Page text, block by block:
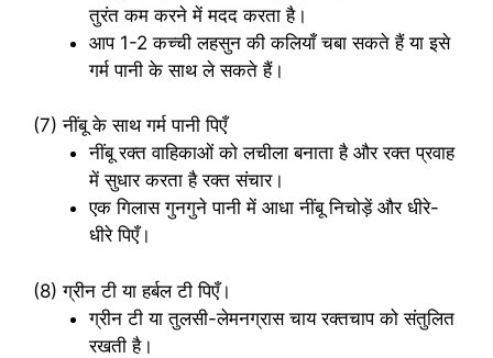
तुरंत कम करने में मदद करता है।
आप 1-2 कच्ची लहसुन की कलियाँ चबा सकते हैं या इसे
गर्म पानी के साथ ले सकते हैं।
(7) नींबू के साथ गर्म पानी पिएँ
नींबू रक्त वाहिकाओं को लचीला बनाता है और रक्त प्रवाह
में सुधार करता है रक्त संचार।
एक गिलास गुनगुने पानी में आधा नींबू निचोड़ें और धीरे-
धीरे पिएँ।
(8) ग्रीन टी या हर्बल टी पिएँ।
ग्रीन टी या तुलसी-लेमनग्रास चाय रक्तचाप को संतुलित
रखती है।